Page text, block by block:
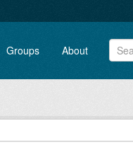
Groups About